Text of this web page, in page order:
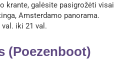
krante, galėsite pasigrožėti visai
Amsterdamo panorama.
iki 21 val.
(Poezenboot)